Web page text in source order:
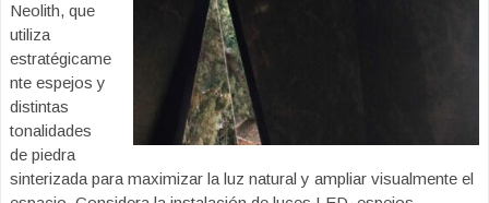
Neolith, que
utiliza
estratégicame
nte espejos y
distintas
tonalidades
de piedra
sinterizada para maximizar la luz natural y ampliar visualmente el